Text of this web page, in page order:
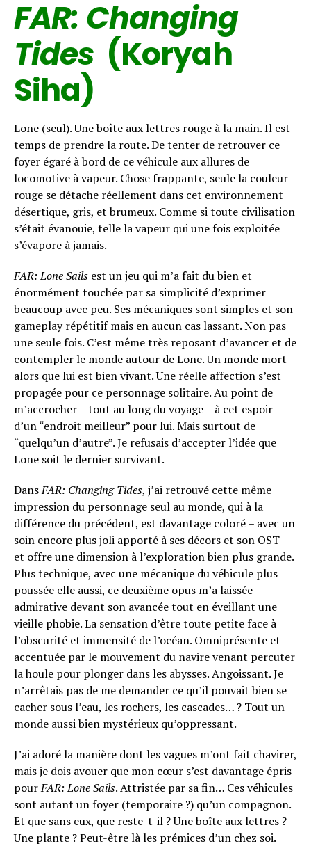
FAR: Changing
Tides (Koryah
Siha)
Lone (seul). Une boîte aux lettres rouge à la main. Il est
temps de prendre la route. De tenter de retrouver ce
foyer égaré à bord de ce véhicule aux allures de
locomotive à vapeur. Chose frappante, seule la couleur
rouge se détache réellement dans cet environnement
désertique, gris, et brumeux. Comme si toute civilisation
s’était évanouie, telle la vapeur qui une fois exploitée
s’évapore à jamais.
FAR: Lone Sails est un jeu qui m’a fait du bien et
énormément touchée par sa simplicité d’exprimer
beaucoup avec peu. Ses mécaniques sont simples et son
gameplay répétitif mais en aucun cas lassant. Non pas
une seule fois. C’est même très reposant d’avancer et de
contempler le monde autour de Lone. Un monde mort
alors que lui est bien vivant. Une réelle affection s’est
propagée pour ce personnage solitaire. Au point de
m’accrocher – tout au long du voyage – à cet espoir
d’un “endroit meilleur” pour lui. Mais surtout de
“quelqu’un d’autre”. Je refusais d’accepter l’idée que
Lone soit le dernier survivant.
DansFAR: Changing Tides, j’ai retrouvé cette même
impression du personnage seul au monde, qui à la
différence du précédent, est davantage coloré – avec un
soin encore plus joli apporté à ses décors et son OST –
et offre une dimension à l’exploration bien plus grande.
Plus technique, avec une mécanique du véhicule plus
poussée elle aussi, ce deuxième opus m’a laissée
admirative devant son avancée tout en éveillant une
vieille phobie. La sensation d’être toute petite face à
l’obscurité et immensité de l’océan. Omniprésente et
accentuée par le mouvement du navire venant percuter
la houle pour plonger dans les abysses. Angoissant. Je
n’arrêtais pas de me demander ce qu’il pouvait bien se
cacher sous l’eau, les rochers, les cascades… ? Tout un
monde aussi bien mystérieux qu’oppressant.
J’ai adoré la manière dont les vagues m’ont fait chavirer,
mais je dois avouer que mon cœur s’est davantage épris
pourFAR: Lone Sails. Attristée par sa fin… Ces véhicules
sont autant un foyer (temporaire ?) qu’un compagnon.
Et que sans eux, que reste-t-il ? Une boîte aux lettres ?
Une plante ? Peut-être là les prémices d’un chez soi.